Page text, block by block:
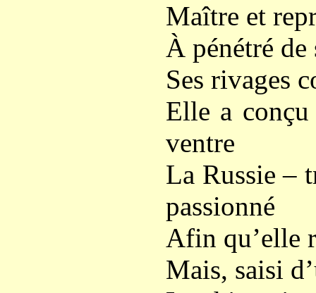
Maître et
À pénétré de
Ses rivages
Elle a
ventre
La Russie –
passionné
Afin qu’elle
Mais, saisi